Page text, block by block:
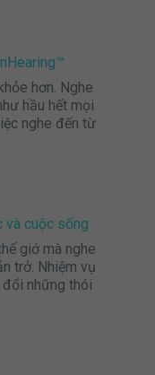
hơn. Nghe
hầu hết mọi
nghe đến từ
và cuộc sống
giớ mà nghe
trở. Nhiệm vụ
đổi những thói